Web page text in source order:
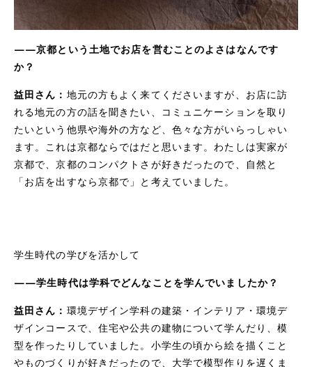
——京都という土地でお店を営むことのよさはなんです
か？
益田さん： 地元の方もよく来てくださいますが、お店に訪
れる地元の方の話を聞きたい、コミュニケーションを取り
たいという他県や海外の方など、色々な方がいらっしゃい
ます。これは京都ならではだと思います。わたしは実家が
京都で、京都のコンパクトさが好きだったので、自然と
「お店を出すなら京都で」と考えていました。
学生時代の学びを活かして
——学生時代は学科でどんなことを学んでいましたか？
益田さん： 環境デザイン学科の建築・インテリア・環境デ
ザインコースで、住宅や公共の建物について学んだり、模
型を作ったりしていました。小学生の頃から絵を描くこと
やものづくりが好きだったので、大学で模型作りを遅くま